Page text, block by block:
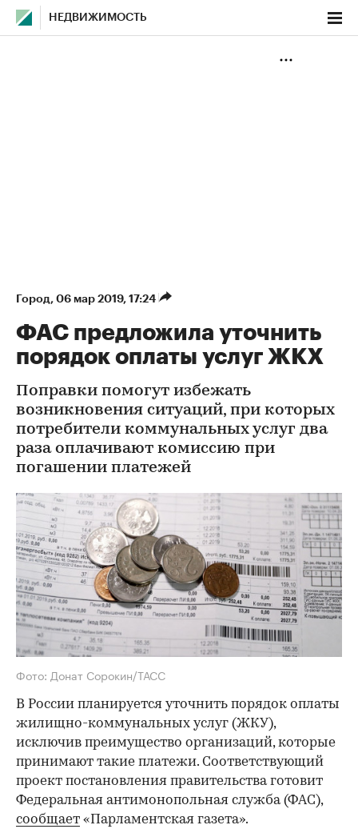
НЕДВИЖИМОСТЬ
Город⁠, 06 мар 2019, 17:24
ФАС предложила уточнить
порядок оплаты услуг ЖКХ
Поправки помогут избежать
возникновения ситуаций, при которых
потребители коммунальных услуг два
раза оплачивают комиссию при
погашении платежей
Фото: Донат Сорокин/ТАСС
В России планируется уточнить порядок оплаты
жилищно-коммунальных услуг (ЖКУ),
исключив преимущество организаций, которые
принимают такие платежи. Соответствующий
проект постановления правительства готовит
Федеральная антимонопольная служба (ФАС),
сообщает «Парламентская газета».